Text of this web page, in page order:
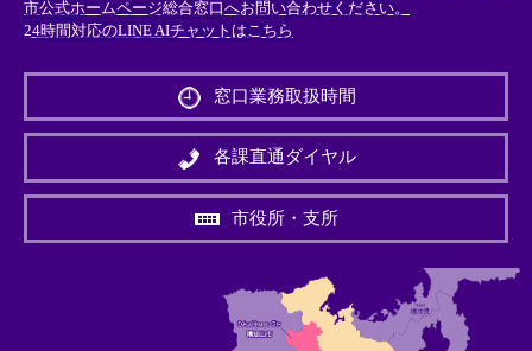
市公式ホームページ総合窓口へお問い合わせください。
24時間対応のLINE AIチャットはこちら
外
リ
＞
窓口業務取扱時間
各課直通ダイヤル
市役所・支所